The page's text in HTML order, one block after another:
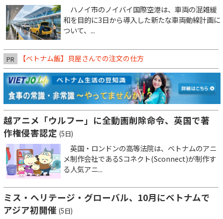
ハノイ市のノイバイ国際空港は、車両の混雑緩
和を目的に3日から導入した新たな車両動線計画に
ついて、...
PR 【ベトナム飯】貝屋さんでの注文の仕方
越アニメ「ウルフー」に全動画削除命令、英国で著
作権侵害認定 (5日)
英国・ロンドンの高等法院は、ベトナムのアニ
メ制作会社であるSコネクト(Sconnect)が制作す
る人気アニ...
ミス・ヘリテージ・グローバル、10月にベトナムで
アジア初開催 (5日)